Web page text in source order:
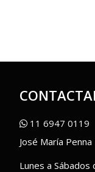
11 6947 0119
José María
Lunes a Sábados